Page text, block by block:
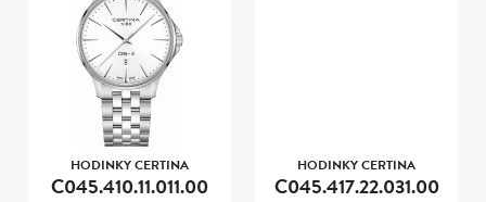
HODINKY CERTINA
C045.410.11.011.00
HODINKY CERTINA
C045.417.22.031.00